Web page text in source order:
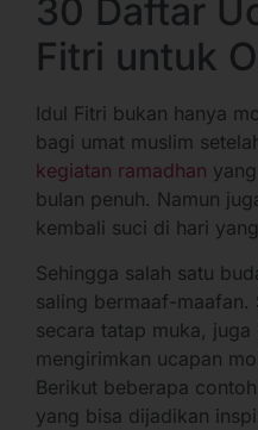
30 Daftar
Fitri untuk
Idul Fitri bukan hanya
bagi umat muslim
kegiatan ramadhan
bulan penuh. Namun
kembali suci di hari
Sehingga salah satu
saling bermaaf-maafan.
secara tatap muka, juga
mengirimkan ucapan
Berikut beberapa
yang bisa dijadikan